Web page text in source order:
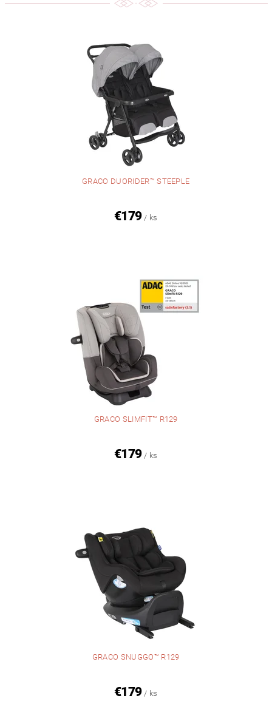
GRACO DUORIDER™ STEEPLE
€179 / ks
GRACO SLIMFIT™ R129
€179 / ks
GRACO SNUGGO™ R129
€179 / ks